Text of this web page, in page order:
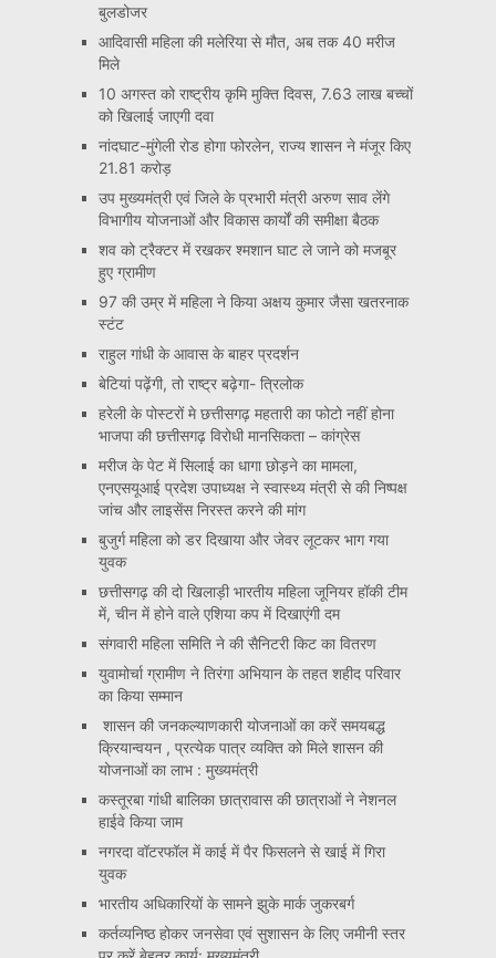
बुलडोजर
आदिवासी महिला की मलेरिया से मौत, अब तक 40 मरीज
मिले
10 अगस्त को राष्ट्रीय कृमि मुक्ति दिवस, 7.63 लाख बच्चों
को खिलाई जाएगी दवा
नांदघाट-मुंगेली रोड होगा फोरलेन, राज्य शासन ने मंजूर किए
21.81 करोड़
उप मुख्यमंत्री एवं जिले के प्रभारी मंत्री अरुण साव लेंगे
विभागीय योजनाओं और विकास कार्यों की समीक्षा बैठक
शव को ट्रैक्टर में रखकर श्मशान घाट ले जाने को मजबूर
हुए ग्रामीण
97 की उम्र में महिला ने किया अक्षय कुमार जैसा खतरनाक
स्टंट
राहुल गांधी के आवास के बाहर प्रदर्शन
बेटियां पढ़ेंगी, तो राष्ट्र बढ़ेगा- त्रिलोक
हरेली के पोस्टरों मे छत्तीसगढ़ महतारी का फोटो नहीं होना
भाजपा की छत्तीसगढ़ विरोधी मानसिकता – कांग्रेस
मरीज के पेट में सिलाई का धागा छोड़ने का मामला,
एनएसयूआई प्रदेश उपाध्यक्ष ने स्वास्थ्य मंत्री से की निष्पक्ष
जांच और लाइसेंस निरस्त करने की मांग
बुजुर्ग महिला को डर दिखाया और जेवर लूटकर भाग गया
युवक
छत्तीसगढ़ की दो खिलाड़ी भारतीय महिला जूनियर हॉकी टीम
में, चीन में होने वाले एशिया कप में दिखाएंगी दम
संगवारी महिला समिति ने की सैनिटरी किट का वितरण
युवामोर्चा ग्रामीण ने तिरंगा अभियान के तहत शहीद परिवार
का किया सम्मान
शासन की जनकल्याणकारी योजनाओं का करें समयबद्ध
क्रियान्वयन , प्रत्येक पात्र व्यक्ति को मिले शासन की
योजनाओं का लाभ : मुख्यमंत्री
कस्तूरबा गांधी बालिका छात्रावास की छात्राओं ने नेशनल
हाईवे किया जाम
नगरदा वॉटरफॉल में काई में पैर फिसलने से खाई में गिरा
युवक
भारतीय अधिकारियों के सामने झुके मार्क जुकरबर्ग
कर्तव्यनिष्ठ होकर जनसेवा एवं सुशासन के लिए जमीनी स्तर